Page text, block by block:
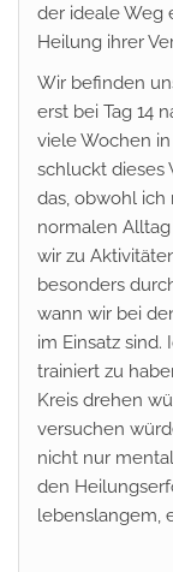
der ideale Weg
Heilung ihrer
Wir befinden
erst bei Tag 14
viele Wochen
schluckt dieses
das, obwohl
normalen
wir zu
besonders
wann wir bei
im Einsatz
trainiert zu
Kreis drehen
versuchen
nicht nur
den
lebenslangem,